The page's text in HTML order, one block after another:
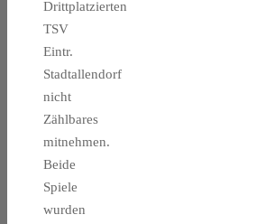
Drittplatzierten
TSV
Eintr.
Stadtallendorf
nicht
Zählbares
mitnehmen.
Beide
Spiele
wurden